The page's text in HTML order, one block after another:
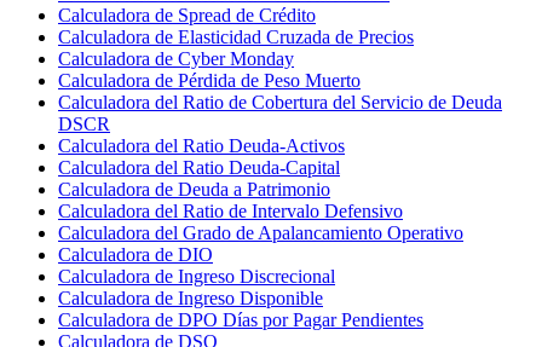
Calculadora de Spread de Crédito
Calculadora de Elasticidad Cruzada de Precios
Calculadora de Cyber Monday
Calculadora de Pérdida de Peso Muerto
Calculadora del Ratio de Cobertura del Servicio de Deuda
DSCR
Calculadora del Ratio Deuda-Activos
Calculadora del Ratio Deuda-Capital
Calculadora de Deuda a Patrimonio
Calculadora del Ratio de Intervalo Defensivo
Calculadora del Grado de Apalancamiento Operativo
Calculadora de DIO
Calculadora de Ingreso Discrecional
Calculadora de Ingreso Disponible
Calculadora de DPO Días por Pagar Pendientes
Calculadora de DSO